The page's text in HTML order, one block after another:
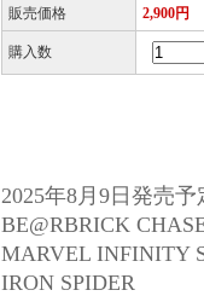
販売価格 2,900円
購入数
2025年8月9日発売予
BE@RBRICK
MARVEL INFINITY
IRON SPIDER